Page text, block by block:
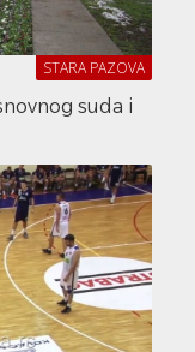
STARA PAZOVA
suda i